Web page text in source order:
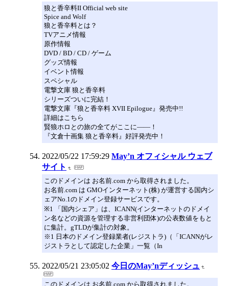
狼と香辛料II Official web site
Spice and Wolf
狼と香辛料とは？
TVアニメ情報
原作情報
DVD / BD / CD / ゲーム
グッズ情報
イベント情報
スペシャル
電撃文庫 狼と香辛料
シリーズついに完結！
電撃文庫『狼と香辛料 XVII Epilogue』発売中!!
詳細はこちら
賢狼ホロとの旅の全てがここに――！
『文倉十画集 狼と香辛料』好評発売中！
2022/05/22 17:59:29 May’n オフィシャル ウェブ
サイト
このドメインは お名前.com から取得されました。
お名前.com は GMOインターネット(株) が運営する国内シ
ェアNo.1のドメイン登録サービスです。
※1 「国内シェア」は、ICANN(インターネットのドメイ
ン名などの資源を管理する非営利団体)の公表数値をもと
に集計。gTLDが集計の対象。
※1 日本のドメイン登録業者(レジストラ)（「ICANNがレ
ジストラとして認定した企業」一覧（In
2022/05/21 23:05:02 今日のMay’nディッシュ
このドメインは お名前.com から取得されました。